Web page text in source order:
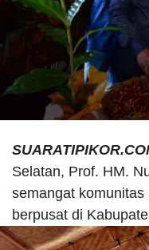
Selatan, Prof. HM.
semangat
berpusat di